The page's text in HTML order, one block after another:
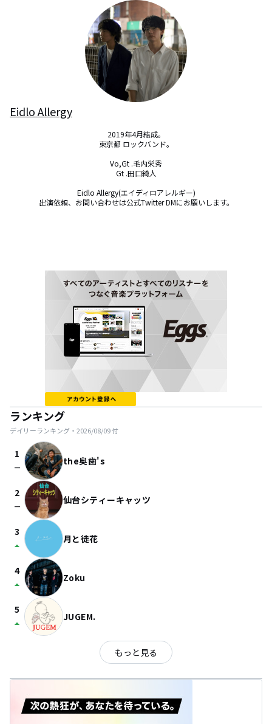
Eidlo Allergy
2019年4月結成。
東京都 ロックバンド。
Vo,Gt .毛内栄秀
Gt .田口綺人
Eidlo Allergy(エイディロアレルギー)
出演依頼、お問い合わせは公式Twitter DMにお願いします。
ランキング
デイリーランキング・ 2026/08/09付
1
check_indeterminate_small the奥歯's
2
check_indeterminate_small 仙台シティーキャッツ
3
arrow_drop_up 月と徒花
4
arrow_drop_up Zoku
5
arrow_drop_up JUGEM.
もっと見る